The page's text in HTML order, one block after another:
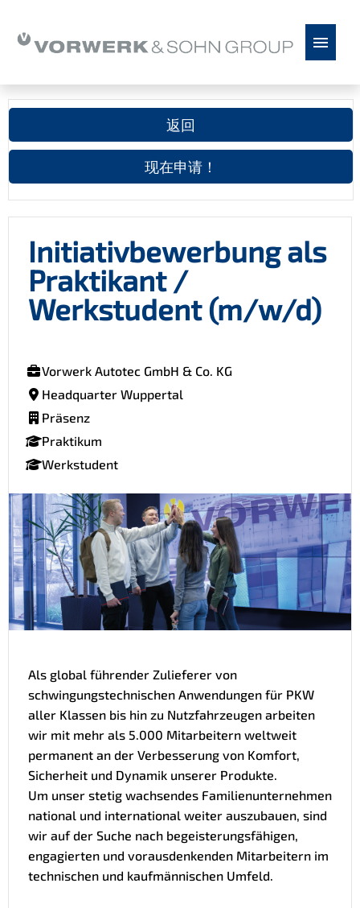
德语 德语 英语 Español 塞爾維亞
职缺
前景
返回
现在申请！
Initiativbewerbung als
Praktikant /
Werkstudent (m/w/d)
Vorwerk Autotec GmbH & Co. KG
Headquarter Wuppertal
Präsenz
Praktikum
Werkstudent
Als global führender Zulieferer von
schwingungstechnischen Anwendungen für PKW
aller Klassen bis hin zu Nutzfahrzeugen arbeiten
wir mit mehr als 5.000 Mitarbeitern weltweit
permanent an der Verbesserung von Komfort,
Sicherheit und Dynamik unserer Produkte.
Um unser stetig wachsendes Familienunternehmen
national und international weiter auszubauen, sind
wir auf der Suche nach begeisterungsfähigen,
engagierten und vorausdenkenden Mitarbeitern im
technischen und kaufmännischen Umfeld.